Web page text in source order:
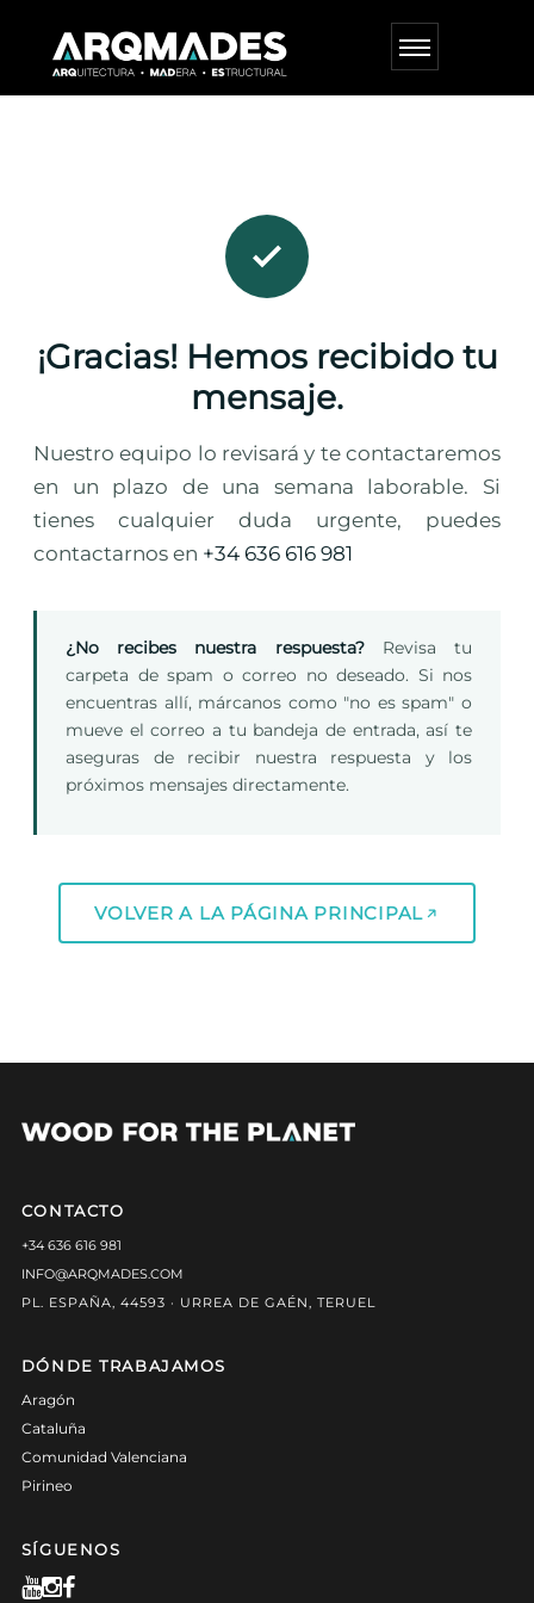
¡Gracias! Hemos recibido tu
mensaje.
Nuestro equipo lo revisará y te contactaremos
en un plazo de una semana laborable. Si
tienes cualquier duda urgente, puedes
contactarnos en +34 636 616 981
¿No recibes nuestra respuesta?Revisa tu
carpeta de spam o correo no deseado. Si nos
encuentras allí, márcanos como "no es spam" o
mueve el correo a tu bandeja de entrada, así te
aseguras de recibir nuestra respuesta y los
próximos mensajes directamente.
VOLVER A LA PÁGINA PRINCIPAL
CONTACTO
+34 636 616 981
INFO@ARQMADES.COM
PL. ESPAÑA, 44593 · URREA DE GAÉN, TERUEL
DÓNDE TRABAJAMOS
Aragón
Cataluña
Comunidad Valenciana
Pirineo
SÍGUENOS